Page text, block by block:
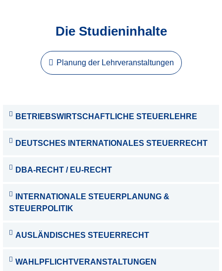
Die Studieninhalte
Planung der Lehrveranstaltungen
BETRIEBSWIRTSCHAFTLICHE STEUERLEHRE
DEUTSCHES INTERNATIONALES STEUERRECHT
DBA-RECHT / EU-RECHT
INTERNATIONALE STEUERPLANUNG &
STEUERPOLITIK
AUSLÄNDISCHES STEUERRECHT
WAHLPFLICHTVERANSTALTUNGEN